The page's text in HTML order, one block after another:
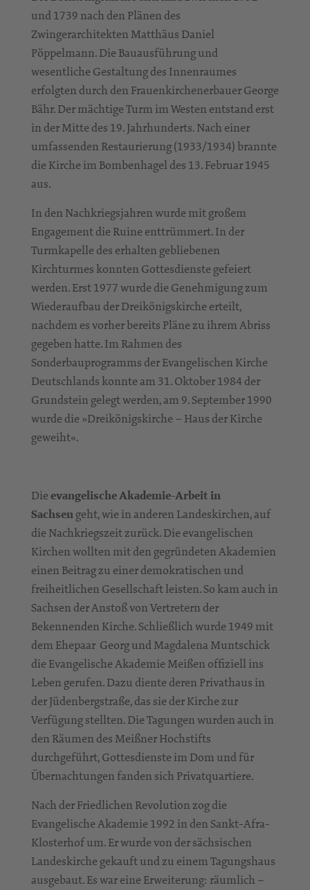
und 1739 nach den Plänen des
Zwingerarchitekten Matthäus Daniel
Pöppelmann. Die Bauausführung und
wesentliche Gestaltung des Innenraumes
erfolgten durch den Frauenkirchenerbauer George
Bähr. Der mächtige Turm im Westen entstand erst
in der Mitte des 19. Jahrhunderts. Nach einer
umfassenden Restaurierung (1933/1934) brannte
die Kirche im Bombenhagel des 13. Februar 1945
aus.
In den Nachkriegsjahren wurde mit großem
Engagement die Ruine enttrümmert. In der
Turmkapelle des erhalten gebliebenen
Kirchturmes konnten Gottesdienste gefeiert
werden. Erst 1977 wurde die Genehmigung zum
Wiederaufbau der Dreikönigskirche erteilt,
nachdem es vorher bereits Pläne zu ihrem Abriss
gegeben hatte. Im Rahmen des
Sonderbauprogramms der Evangelischen Kirche
Deutschlands konnte am 31. Oktober 1984 der
Grundstein gelegt werden, am 9. September 1990
wurde die »Dreikönigskirche – Haus der Kirche
geweiht«.
Dieevangelische Akademie-Arbeit in
Sachsengeht, wie in anderen Landeskirchen, auf
die Nachkriegszeit zurück. Die evangelischen
Kirchen wollten mit den gegründeten Akademien
einen Beitrag zu einer demokratischen und
freiheitlichen Gesellschaft leisten. So kam auch in
Sachsen der Anstoß von Vertretern der
Bekennenden Kirche. Schließlich wurde 1949 mit
dem Ehepaar Georg und Magdalena Muntschick
die Evangelische Akademie Meißen offiziell ins
Leben gerufen. Dazu diente deren Privathaus in
der Jüdenbergstraße, das sie der Kirche zur
Verfügung stellten. Die Tagungen wurden auch in
den Räumen des Meißner Hochstifts
durchgeführt, Gottesdienste im Dom und für
Übernachtungen fanden sich Privatquartiere.
Nach der Friedlichen Revolution zog die
Evangelische Akademie 1992 in den Sankt-Afra-
Klosterhof um. Er wurde von der sächsischen
Landeskirche gekauft und zu einem Tagungshaus
ausgebaut. Es war eine Erweiterung: räumlich –